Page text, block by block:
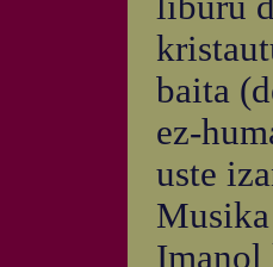
baita
ez-
uste
Imanol